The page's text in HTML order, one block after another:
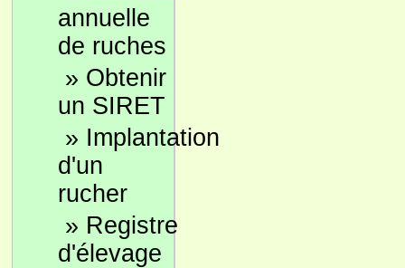
annuelle
de ruches
» Obtenir
un SIRET
» Implantation
d'un
rucher
» Registre
d'élevage